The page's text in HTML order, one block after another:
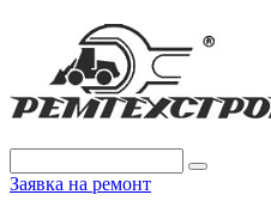
Заявка на ремонт